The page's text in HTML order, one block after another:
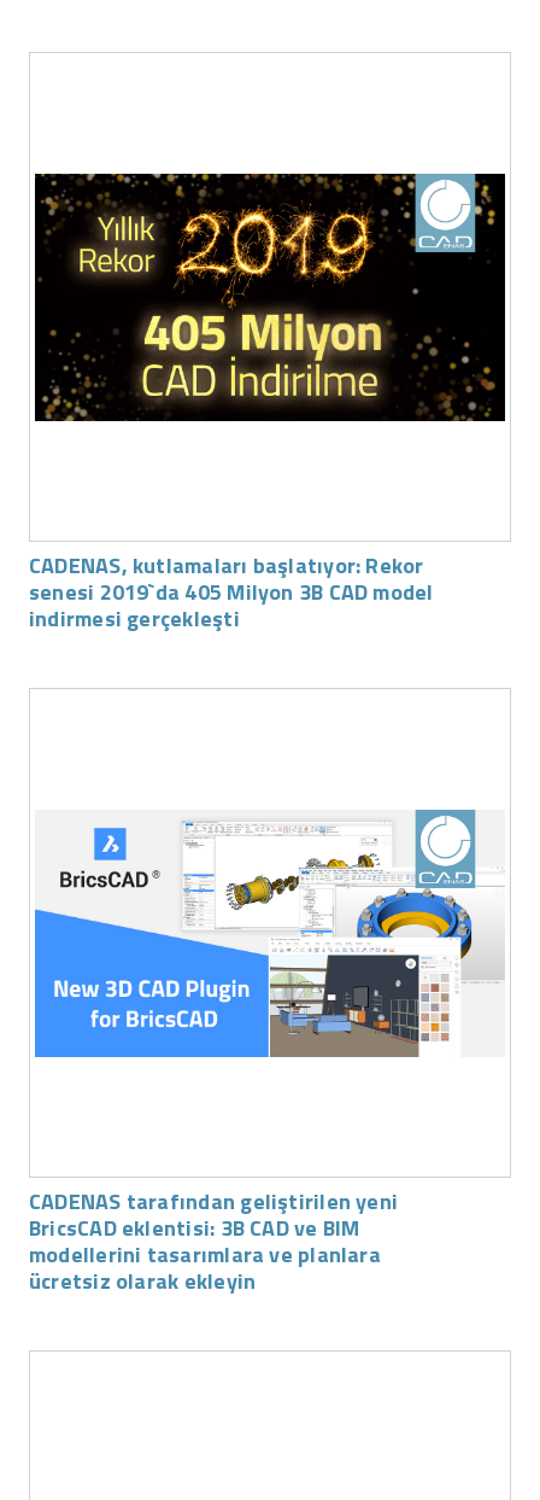
CADENAS, kutlamaları başlatıyor: Rekor
senesi 2019`da 405 Milyon 3B CAD model
indirmesi gerçekleşti
CADENAS tarafından geliştirilen yeni
BricsCAD eklentisi: 3B CAD ve BIM
modellerini tasarımlara ve planlara
ücretsiz olarak ekleyin